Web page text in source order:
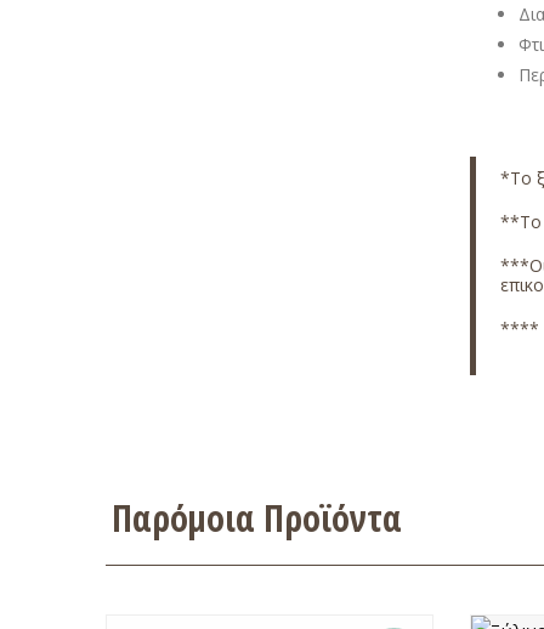
*Το
**Το
***Οι
****
Παρόμοια Προϊόντα